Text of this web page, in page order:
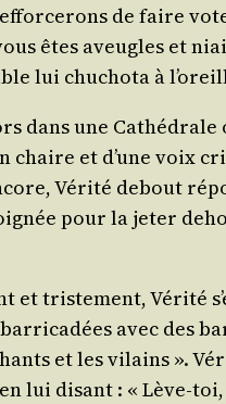
de faire
êtes aveugles et
lui chu­cho­ta à
dans une Cathé­drale
chaire et d’une voix
Véri­té debout
pour la jeter
et tris­te­ment, Véri­té
avec des
et les vilains ».
lui disant : « Lève-